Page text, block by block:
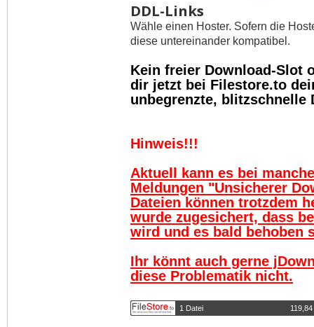
DDL-Links
Wähle einen Hoster. Sofern die
diese untereinander kompatibel.
Kein freier Download-Slot
dir jetzt bei Filestore.to
unbegrenzte, blitzschnelle
Hinweis!!!
Aktuell kann es bei
Meldungen "Unsicherer
Dateien können trotzdem
wurde zugesichert, dass
wird und es bald behoben
Ihr könnt auch gerne
diese Problematik nicht.
1 Datei